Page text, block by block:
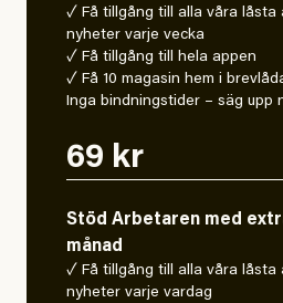
✓ Få tillgång till alla våra låsta
nyheter varje vecka
✓ Få tillgång till hela appen
✓ Få 10 magasin hem i
Inga bindningstider – säg upp
69 kr
Stöd Arbetaren med
månad
✓ Få tillgång till alla våra låsta
nyheter varje vardag